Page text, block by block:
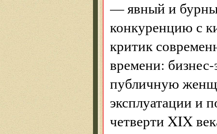
— явный и
конкуренцию с
критик
времени:
публичную
эксплуатации и
четверти XIX